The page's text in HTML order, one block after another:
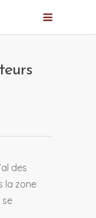
des
la zone
se